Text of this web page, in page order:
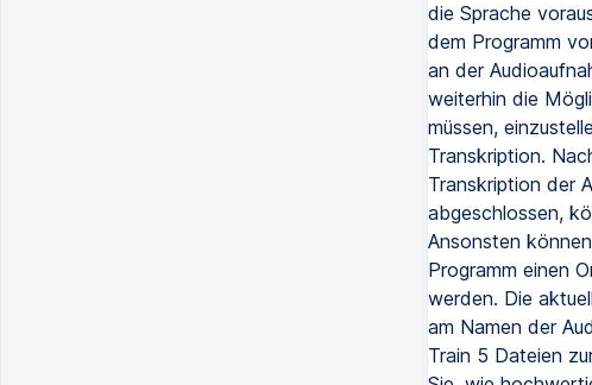
die Sprache
dem Programm
an der
weiterhin die
müssen,
Transkription.
Transkription der
abgeschlossen,
Ansonsten
Programm einen
werden. Die
am Namen der
Train 5 Dateien